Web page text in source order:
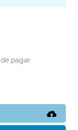
pagar